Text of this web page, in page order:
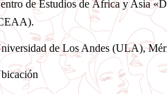
de Estudios de África y Asia
de Los Andes (ULA),